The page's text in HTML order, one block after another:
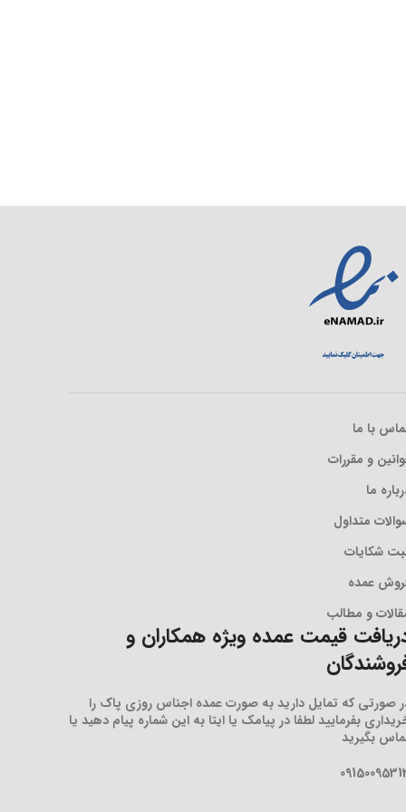
با ما
و مقررات
ما
متداول
شکایات
عمده
و مطالب
قیمت عمده ویژه همکاران و
صورتی که تمایل دارید به صورت عمده اجناس روزی پاک را
بفرمایید لطفا در پیامک یا ایتا به این شماره پیام دهید یا
بگیرید